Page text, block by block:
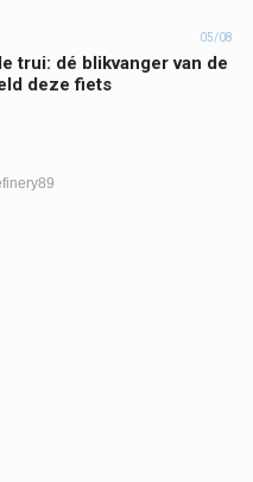
05/08
trui: dé blikvanger van de
deze fiets